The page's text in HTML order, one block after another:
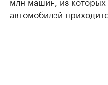
автомобилей